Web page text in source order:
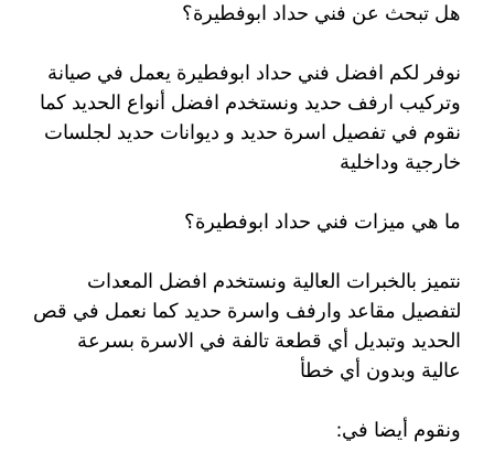
هل تبحث عن فني حداد ابوفطيرة؟
نوفر لكم افضل فني حداد ابوفطيرة يعمل في صيانة
وتركيب ارفف حديد ونستخدم افضل أنواع الحديد كما
نقوم في تفصيل اسرة حديد و ديوانات حديد لجلسات
خارجية وداخلية
ما هي ميزات فني حداد ابوفطيرة؟
نتميز بالخبرات العالية ونستخدم افضل المعدات
لتفصيل مقاعد وارفف واسرة حديد كما نعمل في قص
الحديد وتبديل أي قطعة تالفة في الاسرة بسرعة
عالية وبدون أي خطأ
ونقوم أيضا في: